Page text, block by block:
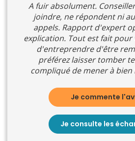
A fuir absolument.
joindre, ne répondent ni
appels. Rapport d'expert
explication. Tout est fait pour
d'entreprendre d'être
préférez laisser tomber
compliqué de mener à bien
Je commente
Je consulte les